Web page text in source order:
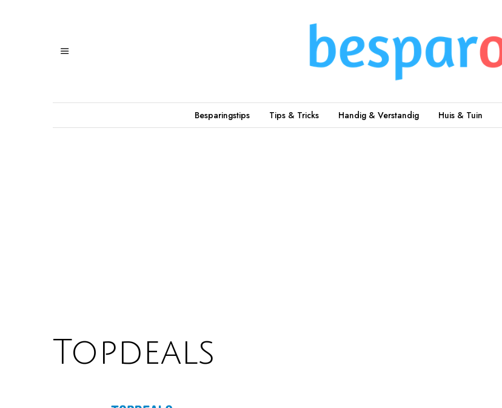
Besparingstips Tips & Tricks Handig & Verstandig Huis & Tuin
Topdeals